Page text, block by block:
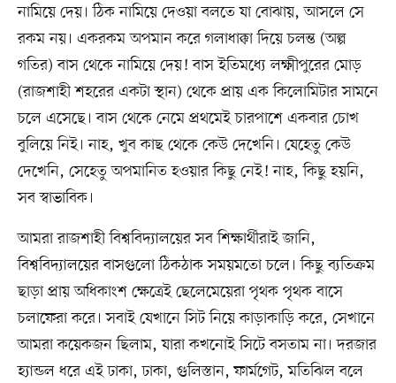
নামিয়ে দেয়। ঠিক নামিয়ে দেওয়া বলতে যা বোঝায়, আসলে সে
রকম নয়। একরকম অপমান করে গলাধাক্কা দিয়ে চলন্ত (অল্প
গতির) বাস থেকে নামিয়ে দেয়! বাস ইতিমধ্যে লক্ষ্মীপুরের মোড়
(রাজশাহী শহরের একটা স্থান) থেকে প্রায় এক কিলোমিটার সামনে
চলে এসেছে। বাস থেকে নেমে প্রথমেই চারপাশে একবার চোখ
বুলিয়ে নিই। নাহ, খুব কাছ থেকে কেউ দেখেনি। যেহেতু কেউ
দেখেনি, সেহেতু অপমানিত হওয়ার কিছু নেই! নাহ, কিছু হয়নি,
সব স্বাভাবিক।
আমরা রাজশাহী বিশ্ববিদ্যালয়ের সব শিক্ষার্থীরাই জানি,
বিশ্ববিদ্যালয়ের বাসগুলো ঠিকঠাক সময়মতো চলে। কিছু ব্যতিক্রম
ছাড়া প্রায় অধিকাংশ ক্ষেত্রেই ছেলেমেয়েরা পৃথক পৃথক বাসে
চলাফেরা করে। সবাই যেখানে সিট নিয়ে কাড়াকাড়ি করে, সেখানে
আমরা কয়েকজন ছিলাম, যারা কখনোই সিটে বসতাম না। দরজার
হ্যান্ডল ধরে এই ঢাকা, ঢাকা, গুলিস্তান, ফার্মগেট, মতিঝিল বলে